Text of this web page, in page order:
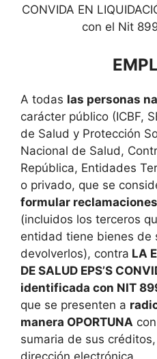
CONVIDA EN
con el Nit
A todas las personas
carácter público (ICBF,
de Salud y Protección
Nacional de Salud,
República, Entidades
o privado, que se
formular reclamaciones
(incluidos los terceros
entidad tiene bienes de
devolverlos), contra LA
DE SALUD EPS’S
identificada con NIT
que se presenten a
manera OPORTUNA
sumaria de sus